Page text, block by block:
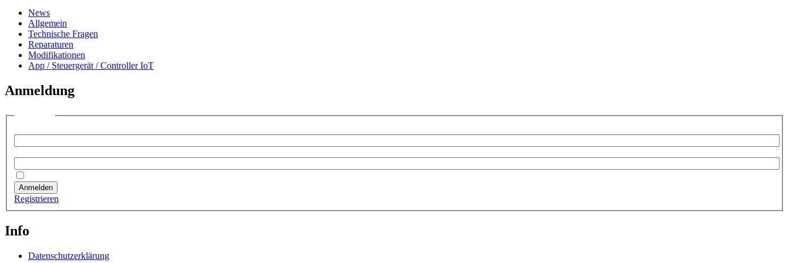
News
Allgemein
Technische Fragen
Reparaturen
Modifikationen
App / Steuergerät / Controller IoT
Anmeldung
Anmelden
Registrieren
Info
Datenschutzerklärung